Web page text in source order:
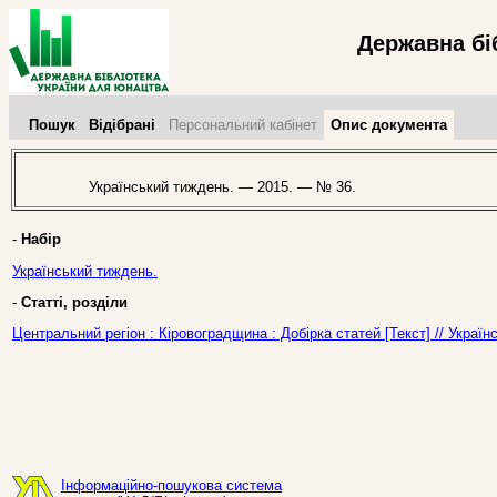
Державна
Пошук Відібрані Персональний кабінет Опис документа
Український тиждень. — 2015. — № 36.
- Набір
Український тиждень.
- Статті, розділи
Центральний регіон : Кіровоградщина : Добірка статей [Текст] //
Інформаційно-пошукова система